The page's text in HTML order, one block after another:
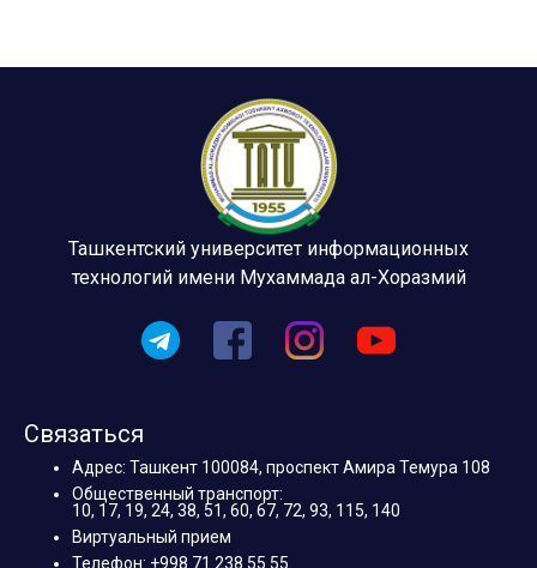
Ташкентский университет информационных
технологий имени Мухаммада ал-Хоразмий
Связаться
Адрес: Ташкент 100084, проспект Амира Темура 108
Общественный транспорт:
10, 17, 19, 24, 38, 51, 60, 67, 72, 93, 115, 140
Виртуальный прием
Телефон: +998 71 238 55 55